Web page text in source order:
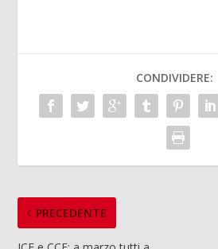
CONDIVIDERE:
PRECEDENTE